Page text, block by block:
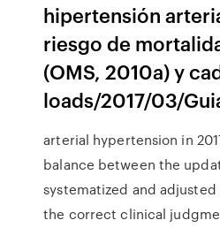
hipertensión
riesgo de
(OMS, 2010a) y
loads/2017/03/
arterial hypertension in
balance between the
systematized and
the correct clinical